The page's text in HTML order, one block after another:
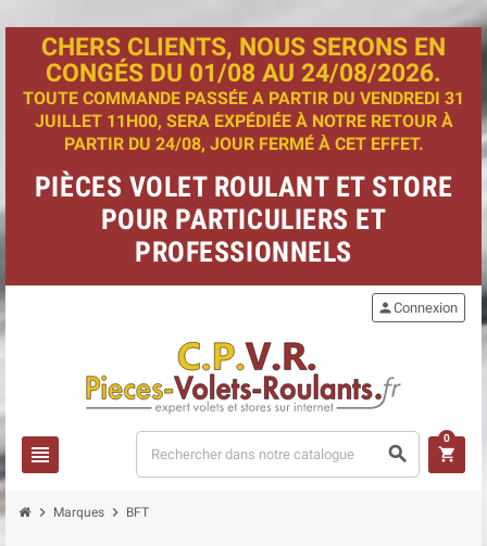
CHERS CLIENTS, NOUS SERONS EN
CONGÉS DU 01/08 AU 24/08/2026.
TOUTE COMMANDE PASSÉE A PARTIR DU VENDREDI 31
JUILLET 11H00, SERA EXPÉDIÉE À NOTRE RETOUR À
PARTIR DU 24/08, JOUR FERMÉ À CET EFFET.
PIÈCES VOLET ROULANT ET STORE
POUR PARTICULIERS ET
PROFESSIONNELS
view_headline search
personConnexion
shopping_cart
0
chevron_right Marques chevron_right BFT